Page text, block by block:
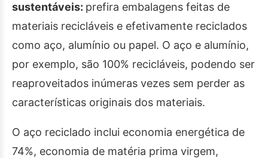
sustentáveis: prefira embalagens feitas de
materiais recicláveis e efetivamente reciclados
como aço, alumínio ou papel. O aço e alumínio,
por exemplo, são 100% recicláveis, podendo ser
reaproveitados inúmeras vezes sem perder as
características originais dos materiais.
O aço reciclado inclui economia energética de
74%, economia de matéria prima virgem,